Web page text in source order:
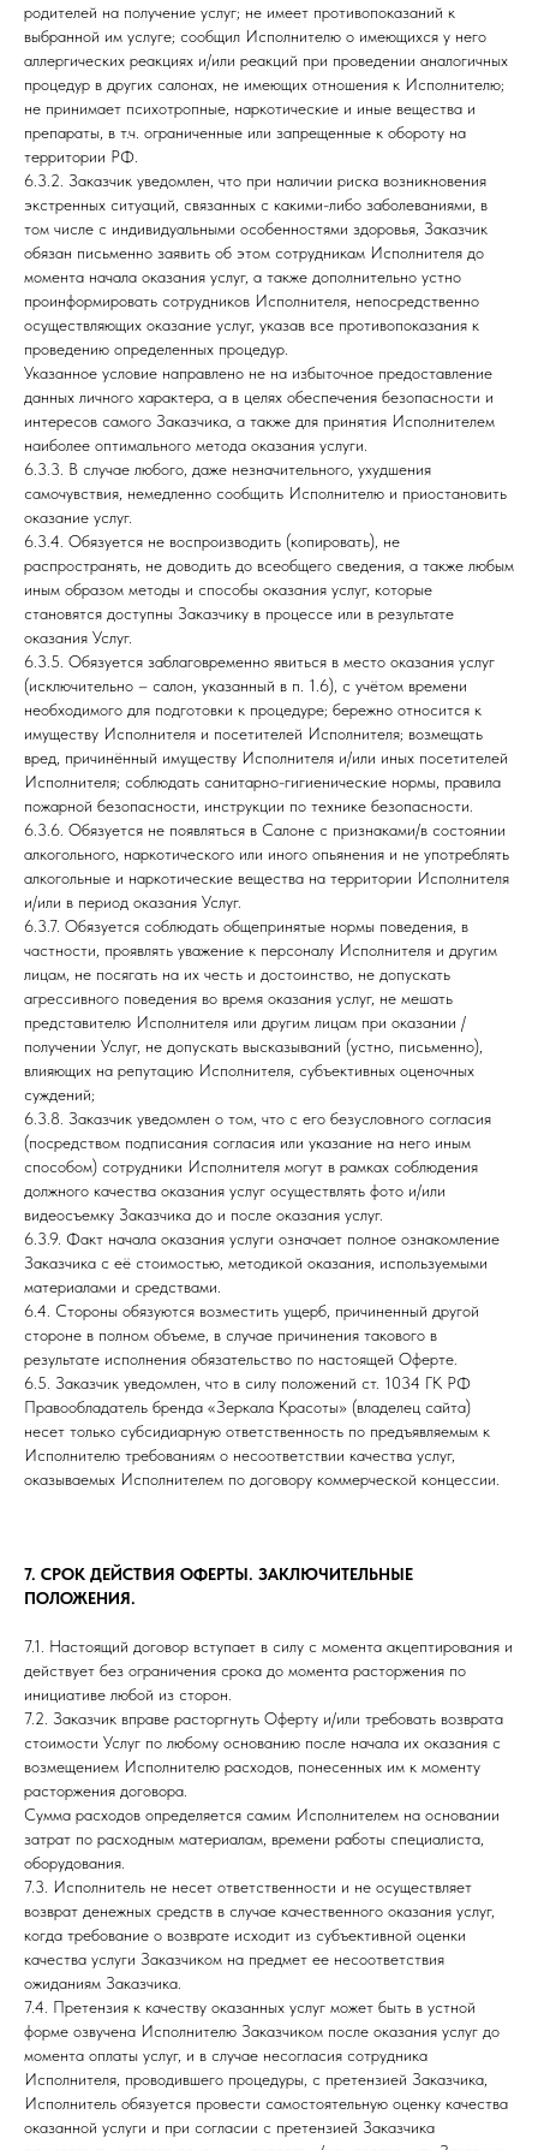
родителей на получение услуг; не имеет противопоказаний к
выбранной им услуге; сообщил Исполнителю о имеющихся у него
аллергических реакциях и/или реакций при проведении аналогичных
процедур в других салонах, не имеющих отношения к Исполнителю;
не принимает психотропные, наркотические и иные вещества и
препараты, в т.ч. ограниченные или запрещенные к обороту на
территории РФ.
6.3.2. Заказчик уведомлен, что при наличии риска возникновения
экстренных ситуаций, связанных с какими-либо заболеваниями, в
том числе с индивидуальными особенностями здоровья, Заказчик
обязан письменно заявить об этом сотрудникам Исполнителя до
момента начала оказания услуг, а также дополнительно устно
проинформировать сотрудников Исполнителя, непосредственно
осуществляющих оказание услуг, указав все противопоказания к
проведению определенных процедур.
Указанное условие направлено не на избыточное предоставление
данных личного характера, а в целях обеспечения безопасности и
интересов самого Заказчика, а также для принятия Исполнителем
наиболее оптимального метода оказания услуги.
6.3.3. В случае любого, даже незначительного, ухудшения
самочувствия, немедленно сообщить Исполнителю и приостановить
оказание услуг.
6.3.4. Обязуется не воспроизводить (копировать), не
распространять, не доводить до всеобщего сведения, а также любым
иным образом методы и способы оказания услуг, которые
становятся доступны Заказчику в процессе или в результате
оказания Услуг.
6.3.5. Обязуется заблаговременно явиться в место оказания услуг
(исключительно – салон, указанный в п. 1.6), с учётом времени
необходимого для подготовки к процедуре; бережно относится к
имуществу Исполнителя и посетителей Исполнителя; возмещать
вред, причинённый имуществу Исполнителя и/или иных посетителей
Исполнителя; соблюдать санитарно-гигиенические нормы, правила
пожарной безопасности, инструкции по технике безопасности.
6.3.6. Обязуется не появляться в Салоне с признаками/в состоянии
алкогольного, наркотического или иного опьянения и не употреблять
алкогольные и наркотические вещества на территории Исполнителя
и/или в период оказания Услуг.
6.3.7. Обязуется соблюдать общепринятые нормы поведения, в
частности, проявлять уважение к персоналу Исполнителя и другим
лицам, не посягать на их честь и достоинство, не допускать
агрессивного поведения во время оказания услуг, не мешать
представителю Исполнителя или другим лицам при оказании /
получении Услуг, не допускать высказываний (устно, письменно),
влияющих на репутацию Исполнителя, субъективных оценочных
суждений;
6.3.8. Заказчик уведомлен о том, что с его безусловного согласия
(посредством подписания согласия или указание на него иным
способом) сотрудники Исполнителя могут в рамках соблюдения
должного качества оказания услуг осуществлять фото и/или
видеосъемку Заказчика до и после оказания услуг.
6.3.9. Факт начала оказания услуги означает полное ознакомление
Заказчика с её стоимостью, методикой оказания, используемыми
материалами и средствами.
6.4. Стороны обязуются возместить ущерб, причиненный другой
стороне в полном объеме, в случае причинения такового в
результате исполнения обязательство по настоящей Оферте.
6.5. Заказчик уведомлен, что в силу положений ст. 1034 ГК РФ
Правообладатель бренда «Зеркала Красоты» (владелец сайта)
несет только субсидиарную ответственность по предъявляемым к
Исполнителю требованиям о несоответствии качества услуг,
оказываемых Исполнителем по договору коммерческой концессии.
7. СРОК ДЕЙСТВИЯ ОФЕРТЫ. ЗАКЛЮЧИТЕЛЬНЫЕ
ПОЛОЖЕНИЯ.
7.1. Настоящий договор вступает в силу с момента акцептирования и
действует без ограничения срока до момента расторжения по
инициативе любой из сторон.
7.2. Заказчик вправе расторгнуть Оферту и/или требовать возврата
стоимости Услуг по любому основанию после начала их оказания с
возмещением Исполнителю расходов, понесенных им к моменту
расторжения договора.
Сумма расходов определяется самим Исполнителем на основании
затрат по расходным материалам, времени работы специалиста,
оборудования.
7.3. Исполнитель не несет ответственности и не осуществляет
возврат денежных средств в случае качественного оказания услуг,
когда требование о возврате исходит из субъективной оценки
качества услуги Заказчиком на предмет ее несоответствия
ожиданиям Заказчика.
7.4. Претензия к качеству оказанных услуг может быть в устной
форме озвучена Исполнителю Заказчиком после оказания услуг до
момента оплаты услуг, и в случае несогласия сотрудника
Исполнителя, проводившего процедуры, с претензией Заказчика,
Исполнитель обязуется провести самостоятельную оценку качества
оказанной услуги и при согласии с претензией Заказчика